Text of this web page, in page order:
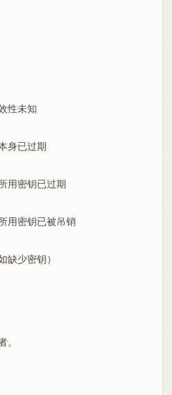
性未知
身已过期
用密钥已过期
用密钥已被吊销
缺少密钥）
。